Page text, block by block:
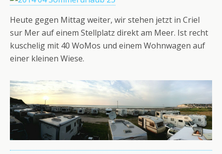
Heute gegen Mittag weiter, wir stehen jetzt in Criel
sur Mer auf einem Stellplatz direkt am Meer. Ist recht
kuschelig mit 40 WoMos und einem Wohnwagen auf
einer kleinen Wiese.